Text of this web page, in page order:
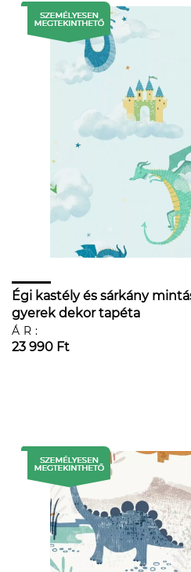
Égi kastély és sárkány
gyerek dekor tapéta
ÁR:
23 990 Ft